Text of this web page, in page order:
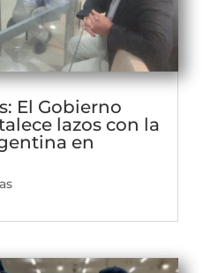
El Gobierno
lazos con la
en